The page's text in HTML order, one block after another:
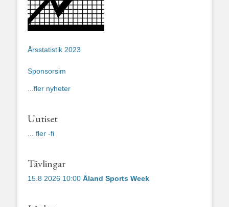
Årsstatistik 2023
Sponsorsim
...fler nyheter
Uutiset
... fler -fi
Tävlingar
15.8 2026 10:00 Åland Sports Week